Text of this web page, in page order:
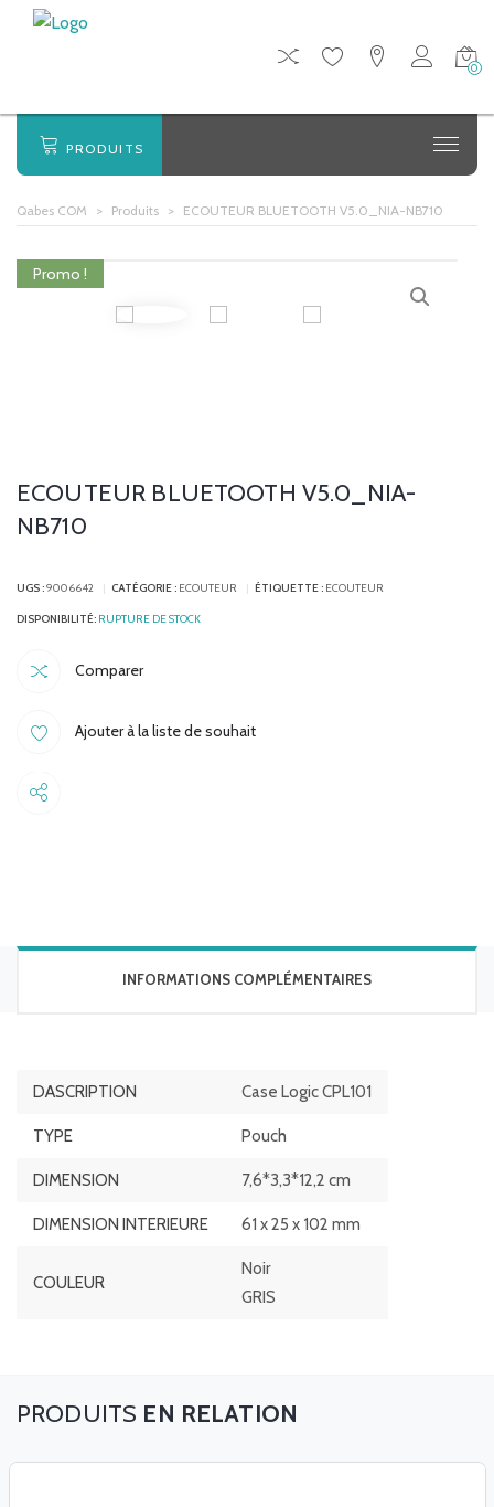
0
PRODUITS
Qabes COM > Produits > ECOUTEUR BLUETOOTH V5.0_NIA-NB710
Promo !
ECOUTEUR BLUETOOTH V5.0_NIA-
NB710
UGS :9006642 CATÉGORIE : ECOUTEUR ÉTIQUETTE : ECOUTEUR
Comparer
Ajouter à la liste de souhait
RUPTURE DE STOCK
INFORMATIONS COMPLÉMENTAIRES
DASCRIPTION Case Logic CPL101
TYPE Pouch
DIMENSION 7,6*3,3*12,2 cm
DIMENSION INTERIEURE 61 x 25 x 102 mm
COULEUR
Noir
GRIS
EN RELATION